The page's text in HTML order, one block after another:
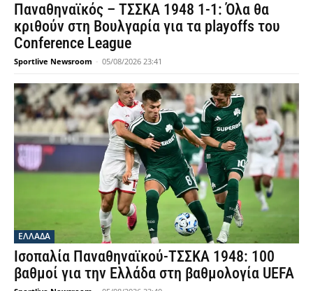
Παναθηναϊκός – ΤΣΣΚΑ 1948 1-1: Όλα θα
κριθούν στη Βουλγαρία για τα playoffs του
Conference League
Sportlive Newsroom - 05/08/2026 23:41
ΕΛΛΑΔΑ
Ισοπαλία Παναθηναϊκού-ΤΣΣΚΑ 1948: 100
βαθμοί για την Ελλάδα στη βαθμολογία UEFA